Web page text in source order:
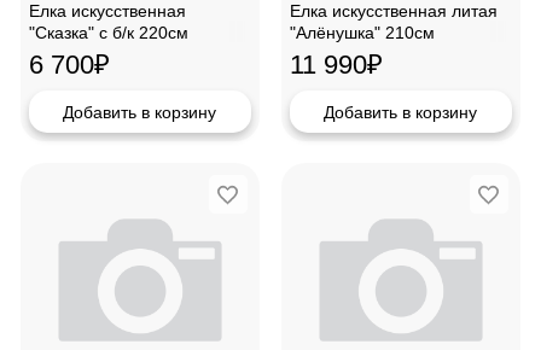
Елка искусственная
"Сказка" с б/к 220см
6 700₽
Добавить в корзину
Елка искусственная литая
"Алёнушка" 210см
11 990₽
Добавить в корзину